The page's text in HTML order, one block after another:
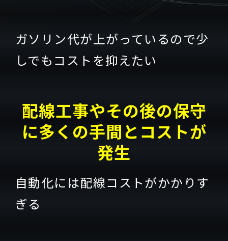
ガソリン代が上がっているので少
しでもコストを抑えたい
配線工事やその後の保守
に多くの手間とコストが
発生
自動化には配線コストがかかりす
ぎる